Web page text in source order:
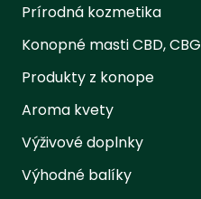
Prírodná kozmetika
Konopné masti CBD, CBG
Produkty z konope
Aroma kvety
Výživové doplnky
Výhodné balíky